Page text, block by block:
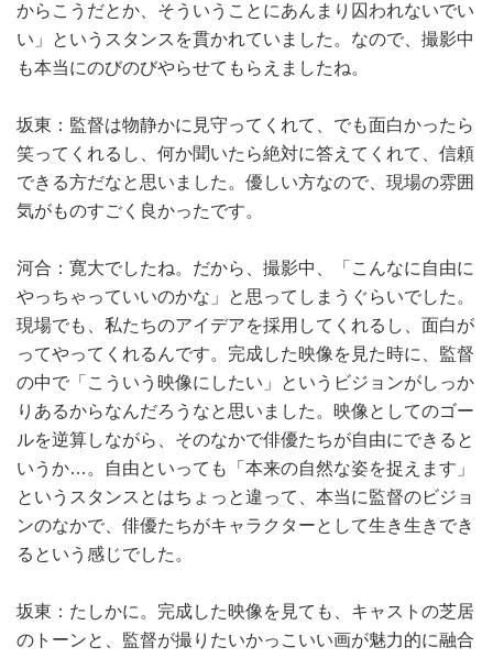
からこうだとか、そういうことにあんまり囚われないでい
い」というスタンスを貫かれていました。なので、撮影中
も本当にのびのびやらせてもらえましたね。
坂東：監督は物静かに見守ってくれて、でも面白かったら
笑ってくれるし、何か聞いたら絶対に答えてくれて、信頼
できる方だなと思いました。優しい方なので、現場の雰囲
気がものすごく良かったです。
河合：寛大でしたね。だから、撮影中、「こんなに自由に
やっちゃっていいのかな」と思ってしまうぐらいでした。
現場でも、私たちのアイデアを採用してくれるし、面白が
ってやってくれるんです。完成した映像を見た時に、監督
の中で「こういう映像にしたい」というビジョンがしっか
りあるからなんだろうなと思いました。映像としてのゴー
ルを逆算しながら、そのなかで俳優たちが自由にできると
いうか…。自由といっても「本来の自然な姿を捉えます」
というスタンスとはちょっと違って、本当に監督のビジョ
ンのなかで、俳優たちがキャラクターとして生き生きでき
るという感じでした。
坂東：たしかに。完成した映像を見ても、キャストの芝居
のトーンと、監督が撮りたいかっこいい画が魅力的に融合